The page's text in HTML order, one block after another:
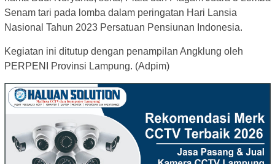
Senam tari pada lomba dalam peringatan Hari Lansia
Nasional Tahun 2023 Persatuan Pensiunan Indonesia.
Kegiatan ini ditutup dengan penampilan Angklung oleh
PERPENI Provinsi Lampung. (Adpim)